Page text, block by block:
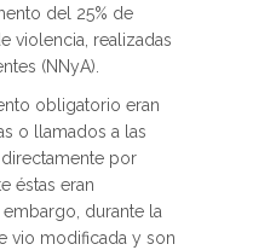
del 25% de
violencia, realizadas
(NNyA).
obligatorio eran
o llamados a las
por
éstas eran
durante la
vio modificada y son